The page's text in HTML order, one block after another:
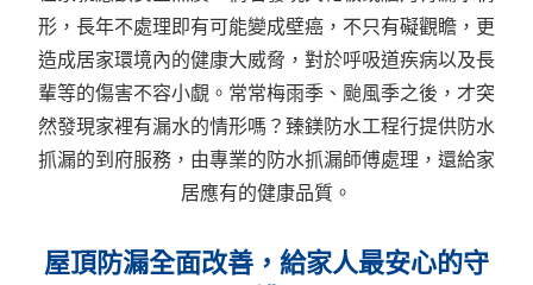
形，長年不處理即有可能變成壁癌，不只有礙觀瞻，更
造成居家環境內的健康大威脅，對於呼吸道疾病以及長
輩等的傷害不容小覷。常常梅雨季、颱風季之後，才突
然發現家裡有漏水的情形嗎？臻鎂防水工程行提供防水
抓漏的到府服務，由專業的防水抓漏師傅處理，還給家
居應有的健康品質。
屋頂防漏全面改善，給家人最安心的守